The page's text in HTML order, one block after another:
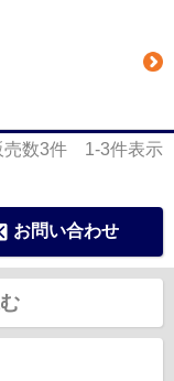
数3件 1-3件表示
お問い合わせ